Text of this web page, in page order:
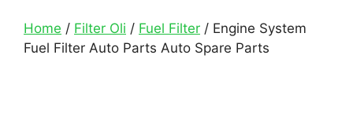
Home / Filter Oli / Fuel Filter / Engine System
Fuel Filter Auto Parts Auto Spare Parts